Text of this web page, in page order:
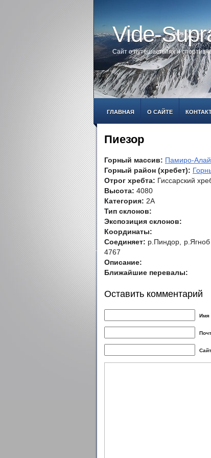
Vide-
Сайт о путешествиях и
ГЛАВНАЯ О САЙТЕ
Пиезор
Горный массив: Памиро-Алай
Горный район (хребет):
Отрог хребта: Гиссарский
Высота: 4080
Категория: 2А
Тип склонов:
Экспозиция склонов:
Координаты:
Соединяет: р.Пиндор, р.Ягноб
4767
Описание:
Ближайшие перевалы:
Оставить комментарий
Имя
Сайт